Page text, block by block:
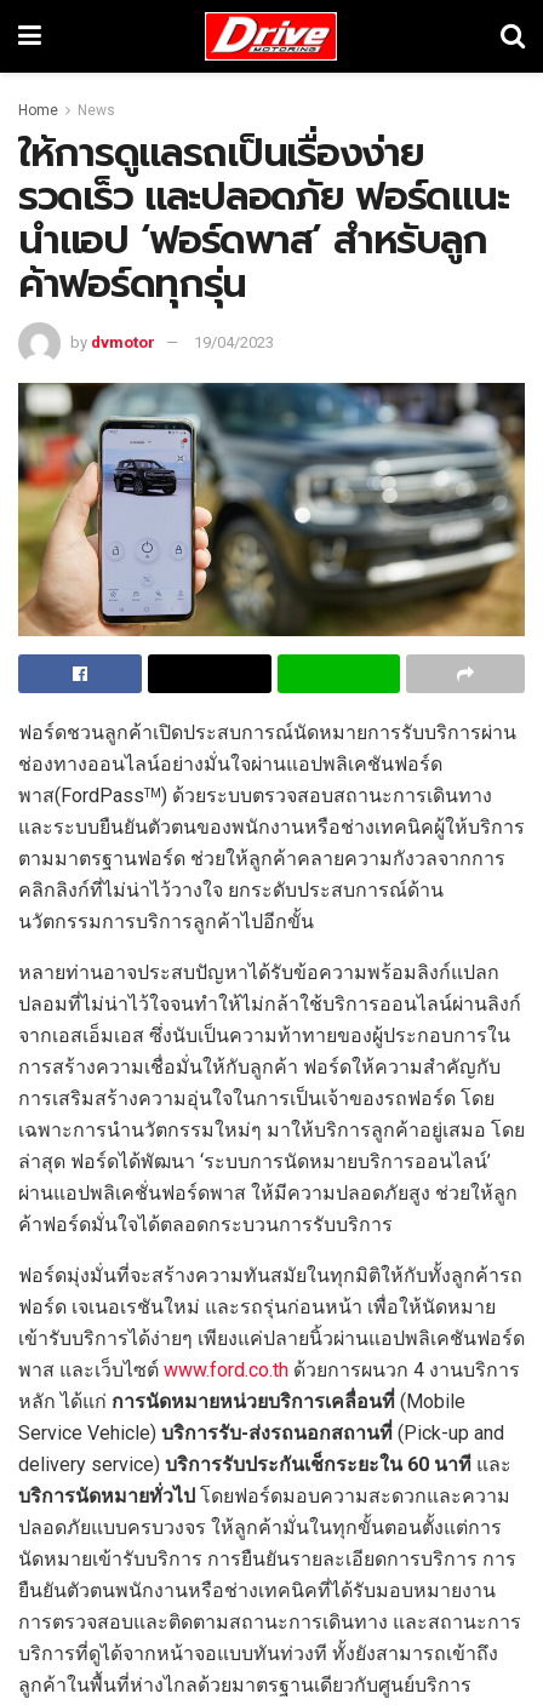
Home News
ให้การดูแลรถเป็นเรื่องง่าย
รวดเร็ว และปลอดภัย ฟอร์ดแนะ
นำแอป ‘ฟอร์ดพาส’ สำหรับลูก
ค้าฟอร์ดทุกรุ่น
by dvmotor 19/04/2023
ฟอร์ดชวนลูกค้าเปิดประสบการณ์นัดหมายการรับบริการผ่าน
ช่องทางออนไลน์อย่างมั่นใจผ่านแอปพลิเคชันฟอร์ด
พาส(FordPassTM) ด้วยระบบตรวจสอบสถานะการเดินทาง
และระบบยืนยันตัวตนของพนักงานหรือช่างเทคนิคผู้ให้บริการ
ตามมาตรฐานฟอร์ด ช่วยให้ลูกค้าคลายความกังวลจากการ
คลิกลิงก์ที่ไม่น่าไว้วางใจ ยกระดับประสบการณ์ด้าน
นวัตกรรมการบริการลูกค้าไปอีกขั้น
หลายท่านอาจประสบปัญหาได้รับข้อความพร้อมลิงก์แปลก
ปลอมที่ไม่น่าไว้ใจจนทำให้ไม่กล้าใช้บริการออนไลน์ผ่านลิงก์
จากเอสเอ็มเอส ซึ่งนับเป็นความท้าทายของผู้ประกอบการใน
การสร้างความเชื่อมั่นให้กับลูกค้า ฟอร์ดให้ความสำคัญกับ
การเสริมสร้างความอุ่นใจในการเป็นเจ้าของรถฟอร์ด โดย
เฉพาะการนำนวัตกรรมใหม่ๆ มาให้บริการลูกค้าอยู่เสมอ โดย
ล่าสุด ฟอร์ดได้พัฒนา ‘ระบบการนัดหมายบริการออนไลน์’
ผ่านแอปพลิเคชั่นฟอร์ดพาส ให้มีความปลอดภัยสูง ช่วยให้ลูก
ค้าฟอร์ดมั่นใจได้ตลอดกระบวนการรับบริการ
ฟอร์ดมุ่งมั่นที่จะสร้างความทันสมัยในทุกมิติให้กับทั้งลูกค้ารถ
ฟอร์ด เจเนอเรชันใหม่ และรถรุ่นก่อนหน้า เพื่อให้นัดหมาย
เข้ารับบริการได้ง่ายๆ เพียงแค่ปลายนิ้วผ่านแอปพลิเคชันฟอร์ด
พาส และเว็บไซต์ www.ford.co.th ด้วยการผนวก 4 งานบริการ
หลัก ได้แก่ การนัดหมายหน่วยบริการเคลื่อนที่ (Mobile
Service Vehicle) บริการรับ-ส่งรถนอกสถานที่ (Pick-up and
delivery service) บริการรับประกันเช็กระยะใน 60 นาที และ
บริการนัดหมายทั่วไป โดยฟอร์ดมอบความสะดวกและความ
ปลอดภัยแบบครบวงจร ให้ลูกค้ามั่นในทุกขั้นตอนตั้งแต่การ
นัดหมายเข้ารับบริการ การยืนยันรายละเอียดการบริการ การ
ยืนยันตัวตนพนักงานหรือช่างเทคนิคที่ได้รับมอบหมายงาน
การตรวจสอบและติดตามสถานะการเดินทาง และสถานะการ
บริการที่ดูได้จากหน้าจอแบบทันท่วงที ทั้งยังสามารถเข้าถึง
ลูกค้าในพื้นที่ห่างไกลด้วยมาตรฐานเดียวกับศูนย์บริการ